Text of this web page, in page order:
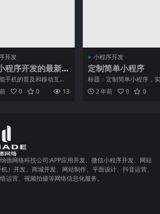
开发
程序开发的最新
势
手机的普及和移动互联
发展，小程序成为了一
景的应用形式。作
0 0 13
小程序开发
定制简单小程序
标题：定制简单小程序，
牌数字化转型随着信息时
来，企业的发展已经不再满
2 年前 0 0
德网络科技公司:APP应用开发、微信小程序开发、网站
机）开发、商城开发、网站制作、平面设计、抖音运营、
运营、视频拍摄等网络信息化服务。